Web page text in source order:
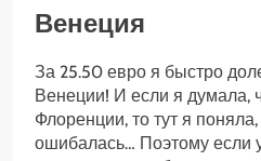
Венеция
За 25.50 евро я быстро
Венеции! И если я думала,
Флоренции, то тут я
ошибалась… Поэтому если